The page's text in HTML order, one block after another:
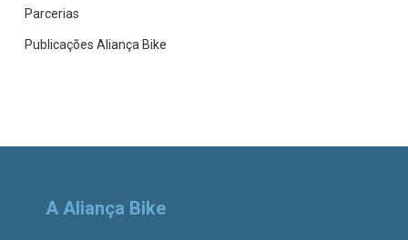
Parcerias
Publicações Aliança Bike
A Aliança Bike